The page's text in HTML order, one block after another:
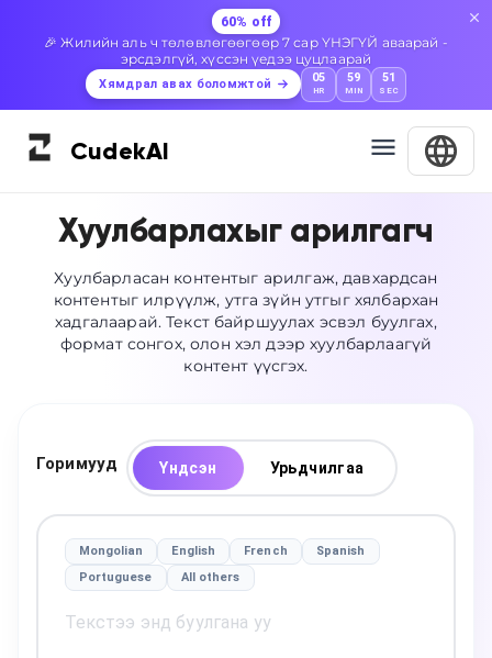
60% off
🎉 Жилийн аль ч төлөвлөгөөгөөр 7 сар ҮНЭГҮЙ аваарай -
эрсдэлгүй, хүссэн үедээ цуцлаарай
Хямдрал авах боломжтой 05
HR
59
MIN
50
SEC
CudekAI
Хуулбарлахыг арилгагч
Хуулбарласан контентыг арилгаж, давхардсан
контентыг илрүүлж, утга зүйн утгыг хялбархан
хадгалаарай. Текст байршуулах эсвэл буулгах,
формат сонгох, олон хэл дээр хуулбарлаагүй
контент үүсгэх.
Горимууд Үндсэн Урьдчилгаа
Mongolian English French
Spanish
Portuguese
All others